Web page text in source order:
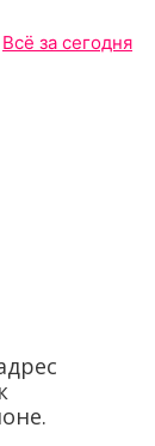
Всё за сегодня